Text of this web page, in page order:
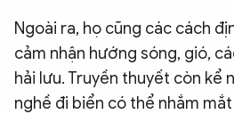
Ngoài ra, họ cũng các cách
cảm nhận hướng sóng, gió,
hải lưu. Truyền thuyết còn kể
nghề đi biển có thể nhắm